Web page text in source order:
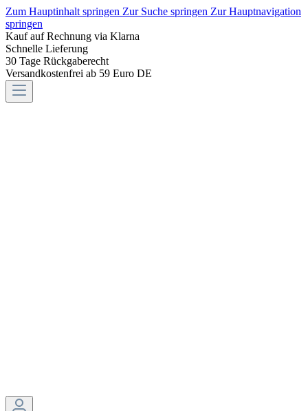
Zum Hauptinhalt springen Zur Suche springen Zur Hauptnavigation
springen
Kauf auf Rechnung via Klarna
Schnelle Lieferung
30 Tage Rückgaberecht
Versandkostenfrei ab 59 Euro DE